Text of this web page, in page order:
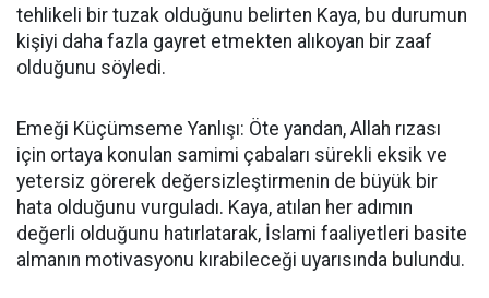
tehlikeli bir tuzak olduğunu belirten Kaya, bu durumun
kişiyi daha fazla gayret etmekten alıkoyan bir zaaf
olduğunu söyledi.
Emeği Küçümseme Yanlışı: Öte yandan, Allah rızası
için ortaya konulan samimi çabaları sürekli eksik ve
yetersiz görerek değersizleştirmenin de büyük bir
hata olduğunu vurguladı. Kaya, atılan her adımın
değerli olduğunu hatırlatarak, İslami faaliyetleri basite
almanın motivasyonu kırabileceği uyarısında bulundu.